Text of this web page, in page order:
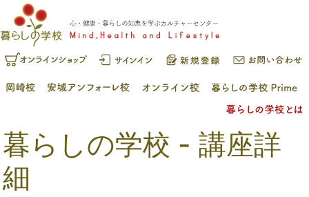
暮らしの学校 - 講座詳
細